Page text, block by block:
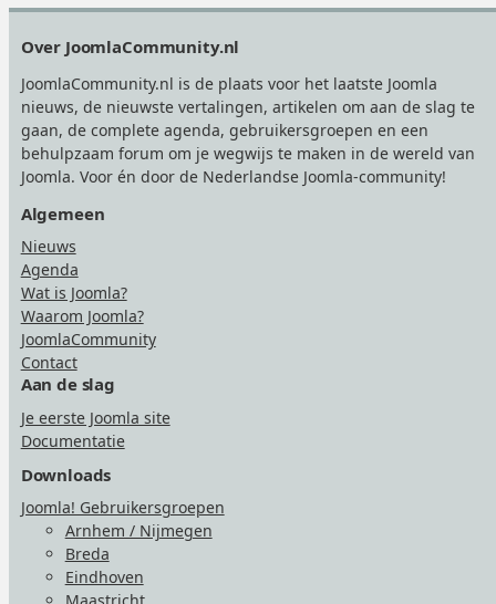
Over JoomlaCommunity.nl
JoomlaCommunity.nl is de plaats voor het laatste Joomla
nieuws, de nieuwste vertalingen, artikelen om aan de slag te
gaan, de complete agenda, gebruikersgroepen en een
behulpzaam forum om je wegwijs te maken in de wereld van
Joomla. Voor én door de Nederlandse Joomla-community!
Algemeen
Nieuws
Agenda
Wat is Joomla?
Waarom Joomla?
JoomlaCommunity
Contact
Aan de slag
Je eerste Joomla site
Documentatie
Downloads
Joomla! Gebruikersgroepen
Arnhem / Nijmegen
Breda
Eindhoven